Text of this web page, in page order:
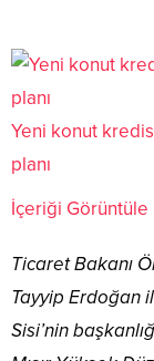
Yeni konut
planı
İçeriği Görüntüle
Ticaret Bakanı
Tayyip Erdoğan
Sisi’nin